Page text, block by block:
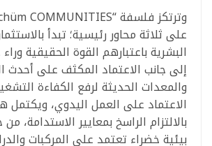
على ثلاثة محاور رئيسية؛ تبدأ
البشرية باعتبارهم القوة الحقيقية
إلى جانب الاعتماد المكثف على أحدث
والمعدات الحديثة لرفع الكفاءة
الاعتماد على العمل اليدوي، ويكتمل
بالالتزام الراسخ بمعايير الاستدامة،
بيئية خضراء تعتمد على المركبات